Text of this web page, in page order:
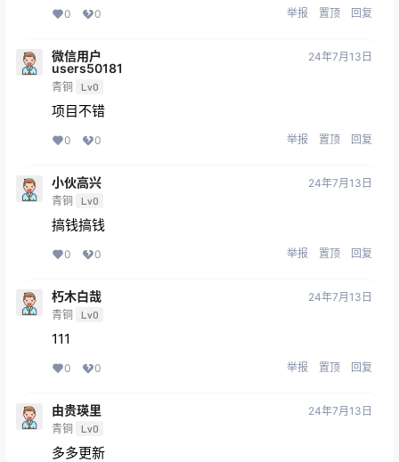
0 0 举报 置顶 回复
微信用户
users50181
青铜 Lv0
24年7月13日
项目不错
0 0 举报 置顶 回复
小伙高兴
青铜 Lv0
24年7月13日
搞钱搞钱
0 0 举报 置顶 回复
朽木白哉
青铜 Lv0
24年7月13日
111
0 0 举报 置顶 回复
由贵瑛里
青铜 Lv0
24年7月13日
多多更新